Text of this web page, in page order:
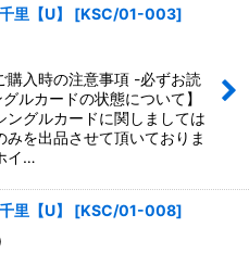
里【U】 [KSC/01-003]
購入時の注意事項 -必ずお読
ルカードの状態について】
ングルカードに関しましては
みを出品させて頂いておりま
イ…
里【U】 [KSC/01-008]